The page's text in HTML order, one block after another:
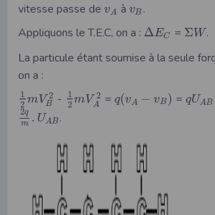
vitesse passe de vA à vB .
Appliquons le T.E.C, on a : ΔEC = ΣW .
La particule étant soumise à la seule
on a :
1
2 mV 2
B -
1
2 mV 2
A = q(vA − vB) = qUAB
2q
m . UAB.